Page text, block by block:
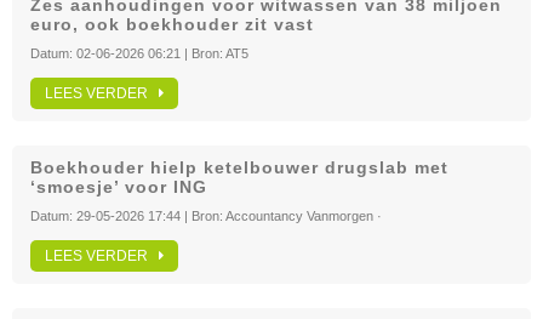
Zes aanhoudingen voor witwassen van 38 miljoen
euro, ook boekhouder zit vast
Datum: 02-06-2026 06:21 | Bron: AT5
LEES VERDER
Boekhouder hielp ketelbouwer drugslab met
‘smoesje’ voor ING
Datum: 29-05-2026 17:44 | Bron: Accountancy Vanmorgen ·
LEES VERDER